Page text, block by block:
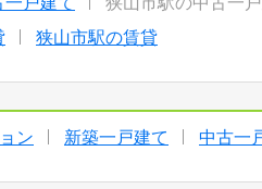
狭山市駅の賃貸
ン 新築一戸建て 中古一